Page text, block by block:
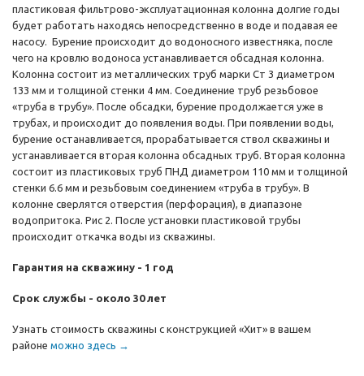
пластиковая фильтрово-эксплуатационная колонна долгие годы
будет работать находясь непосредственно в воде и подавая ее
насосу. Бурение происходит до водоносного известняка, после
чего на кровлю водоноса устанавливается обсадная колонна.
Колонна состоит из металлических труб марки Ст 3 диаметром
133 мм и толщиной стенки 4 мм. Соединение труб резьбовое
«труба в трубу». После обсадки, бурение продолжается уже в
трубах, и происходит до появления воды. При появлении воды,
бурение останавливается, прорабатывается ствол скважины и
устанавливается вторая колонна обсадных труб. Вторая колонна
состоит из пластиковых труб ПНД диаметром 110 мм и толщиной
стенки 6.6 мм и резьбовым соединением «труба в трубу». В
колонне сверлятся отверстия (перфорация), в диапазоне
водопритока. Рис 2. После установки пластиковой трубы
происходит откачка воды из скважины.
Гарантия на скважину - 1 год
Срок службы - около 30 лет
Узнать стоимость скважины с конструкцией «Хит» в вашем
районе можно здесь →